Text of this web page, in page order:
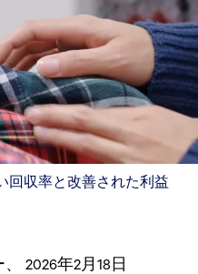
回収率と改善された利益
、 2026年2月18日